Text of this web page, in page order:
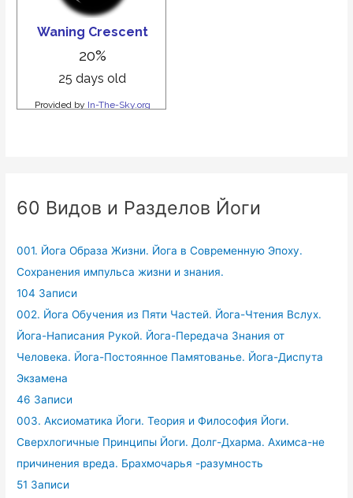
60 Видов и Разделов Йоги
001. Йога Образа Жизни. Йога в Современную Эпоху.
Сохранения импульса жизни и знания.
104 Записи
002. Йога Обучения из Пяти Частей. Йога-Чтения Вслух.
Йога-Написания Рукой. Йога-Передача Знания от
Человека. Йога-Постоянное Памятованье. Йога-Диспута
Экзамена
46 Записи
003. Аксиоматика Йоги. Теория и Философия Йоги.
Сверхлогичные Принципы Йоги. Долг-Дхарма. Ахимса-не
причинения вреда. Брахмочарья -разумность
51 Записи